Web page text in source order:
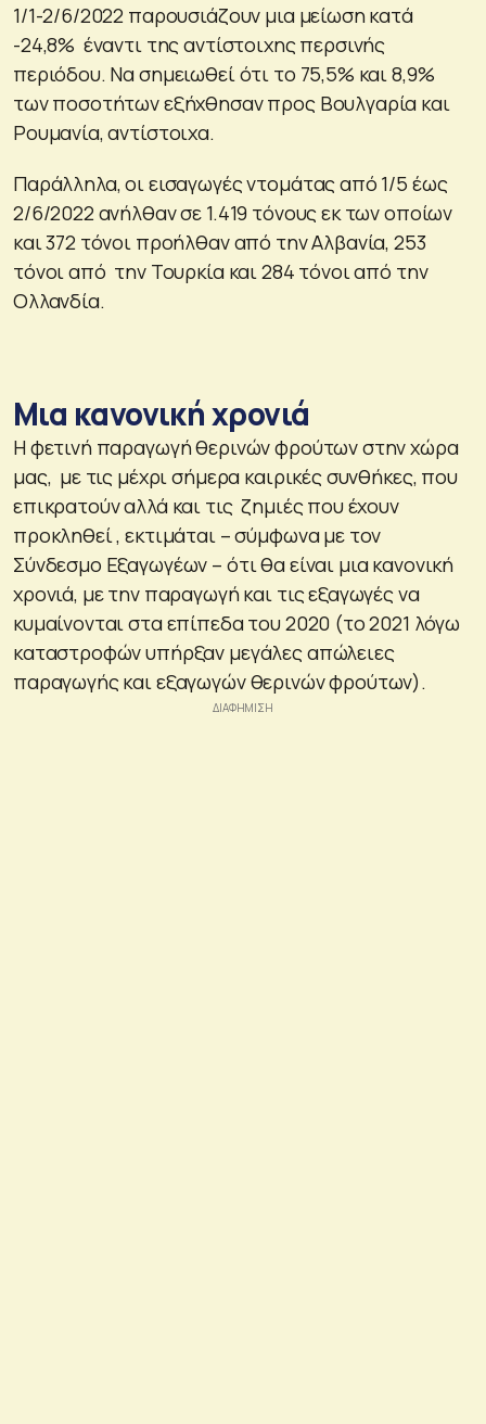
1/1-2/6/2022 παρουσιάζουν μια μείωση κατά
-24,8% έναντι της αντίστοιχης περσινής
περιόδου. Να σημειωθεί ότι το 75,5% και 8,9%
των ποσοτήτων εξήχθησαν προς Βουλγαρία και
Ρουμανία, αντίστοιχα.
Παράλληλα, οι εισαγωγές ντομάτας από 1/5 έως
2/6/2022 ανήλθαν σε 1.419 τόνους εκ των οποίων
και 372 τόνοι προήλθαν από την Αλβανία, 253
τόνοι από την Τουρκία και 284 τόνοι από την
Ολλανδία.
Μια κανονική χρονιά
Η φετινή παραγωγή θερινών φρούτων στην χώρα
μας, με τις μέχρι σήμερα καιρικές συνθήκες, που
επικρατούν αλλά και τις ζημιές που έχουν
προκληθεί , εκτιμάται – σύμφωνα με τον
Σύνδεσμο Εξαγωγέων – ότι θα είναι μια κανονική
χρονιά, με την παραγωγή και τις εξαγωγές να
κυμαίνονται στα επίπεδα του 2020 (το 2021 λόγω
καταστροφών υπήρξαν μεγάλες απώλειες
παραγωγής και εξαγωγών θερινών φρούτων).